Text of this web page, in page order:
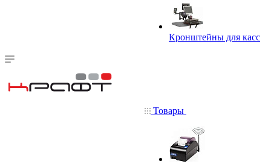
Кронштейны для касс
Товары